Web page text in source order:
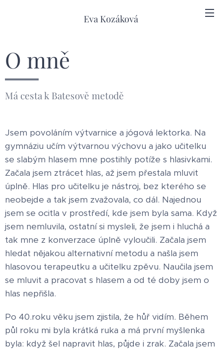
Eva Kozáková
O mně
Má cesta k Batesově metodě
Jsem povoláním výtvarnice a jógová lektorka. Na
gymnáziu učím výtvarnou výchovu a jako učitelku
se slabým hlasem mne postihly potíže s hlasivkami.
Začala jsem ztrácet hlas, až jsem přestala mluvit
úplně. Hlas pro učitelku je nástroj, bez kterého se
neobejde a tak jsem zvažovala, co dál. Najednou
jsem se ocitla v prostředí, kde jsem byla sama. Když
jsem nemluvila, ostatní si mysleli, že jsem i hluchá a
tak mne z konverzace úplně vyloučili. Začala jsem
hledat nějakou alternativní metodu a našla jsem
hlasovou terapeutku a učitelku zpěvu. Naučila jsem
se mluvit a pracovat s hlasem a od té doby jsem o
hlas nepřišla.
Po 40.roku věku jsem zjistila, že hůř vidím. Během
půl roku mi byla krátká ruka a má první myšlenka
byla: když šel napravit hlas, půjde i zrak. Začala jsem